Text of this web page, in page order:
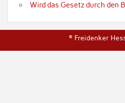
Wird das Gesetz durch den
© Freidenker